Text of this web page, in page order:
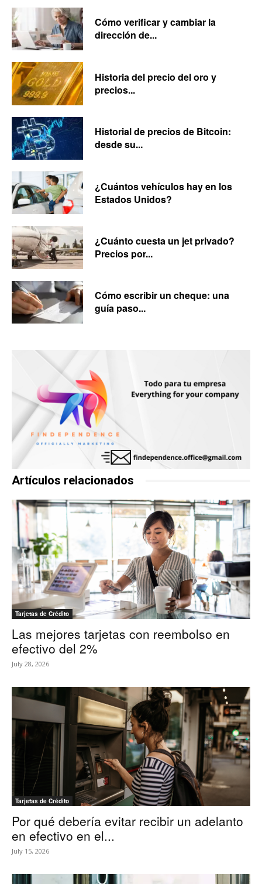
Cómo verificar y cambiar la
dirección de...
Historia del precio del oro y
precios...
Historial de precios de Bitcoin:
desde su...
¿Cuántos vehículos hay en los
Estados Unidos?
¿Cuánto cuesta un jet privado?
Precios por...
Cómo escribir un cheque: una
guía paso...
Artículos relacionados
Tarjetas de Crédito
Las mejores tarjetas con reembolso en
efectivo del 2%
July 28, 2026
Tarjetas de Crédito
Por qué debería evitar recibir un adelanto
en efectivo en el...
July 15, 2026